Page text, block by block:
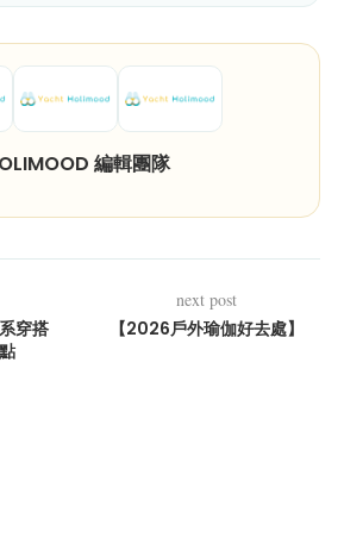
編輯團隊
穿搭
next post
【2026戶外瑜伽好去處】